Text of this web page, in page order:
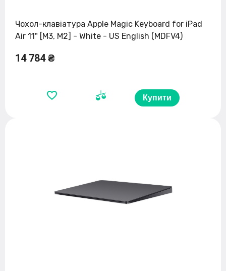
Чохол-клавіатура Apple Magic Keyboard for iPad
Air 11" [M3, M2] - White - US English (MDFV4)
14 784 ₴
Купити